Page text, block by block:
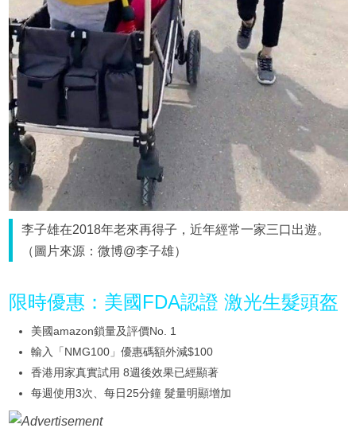
李子雄在2018年老來再得子，近年經常一家三口出遊。
（圖片來源：微博@李子雄）
限時優惠：美國FDA認證 激光生髮頭盔
美國amazon鎖量及評價No. 1
輸入「NMG100」優惠碼額外減$100
香港用家真實試用 8週後效果已經顯著
每週使用3次、每日25分鐘 髮量明顯增加